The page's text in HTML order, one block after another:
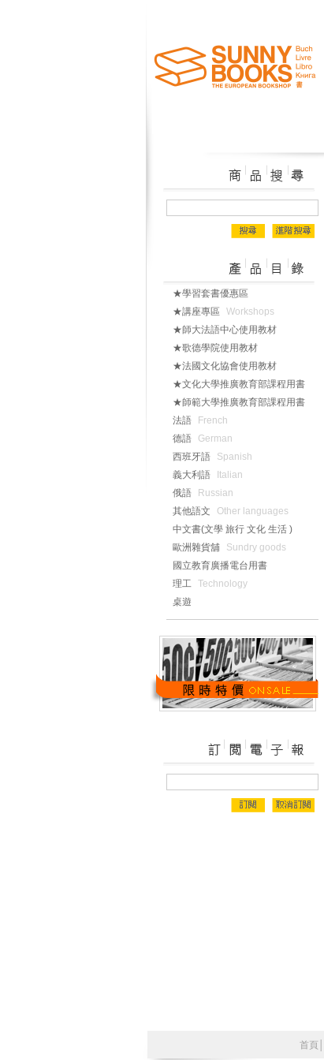
★學習套書優惠區
★講座專區
Workshops
★師大法語中心使用教材
★歌德學院使用教材
★法國文化協會使用教材
★文化大學推廣教育部課程用書
★師範大學推廣教育部課程用書
法語
French
德語
German
西班牙語
Spanish
義大利語
Italian
俄語
Russian
其他語文
Other languages
中文書(文學 旅行 文化 生活 )
歐洲雜貨舖
Sundry goods
國立教育廣播電台用書
理工
Technology
桌遊
首頁